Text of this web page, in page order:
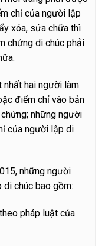
chỉ của người lập
xóa, sửa chữa thì
chứng di chúc phải
nhất hai người làm
điểm chỉ vào bản
những người
của người lập di
những người
chúc bao gồm:
pháp luật của